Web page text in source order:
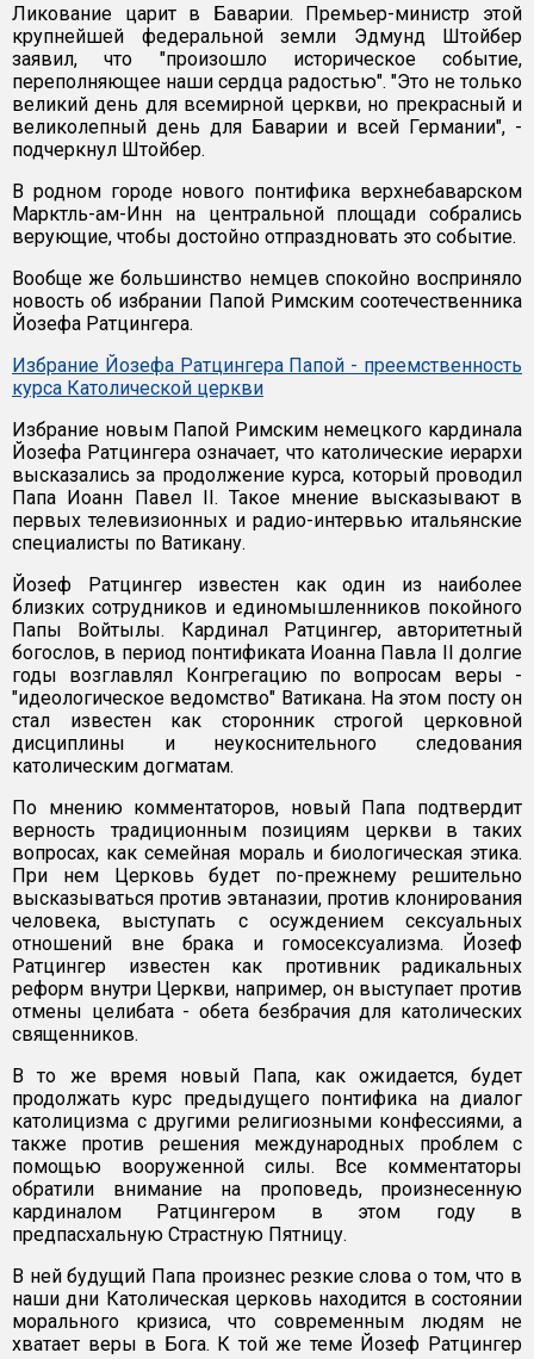
Ликование царит в Баварии. Премьер-министр этой
крупнейшей федеральной земли Эдмунд Штойбер
заявил, что "произошло историческое событие,
переполняющее наши сердца радостью". "Это не только
великий день для всемирной церкви, но прекрасный и
великолепный день для Баварии и всей Германии", -
подчеркнул Штойбер.
В родном городе нового понтифика верхнебаварском
Марктль-ам-Инн на центральной площади собрались
верующие, чтобы достойно отпраздновать это событие.
Вообще же большинство немцев спокойно восприняло
новость об избрании Папой Римским соотечественника
Йозефа Ратцингера.
Избрание Йозефа Ратцингера Папой - преемственность
курса Католической церкви
Избрание новым Папой Римским немецкого кардинала
Йозефа Ратцингера означает, что католические иерархи
высказались за продолжение курса, который проводил
Папа Иоанн Павел II. Такое мнение высказывают в
первых телевизионных и радио-интервью итальянские
специалисты по Ватикану.
Йозеф Ратцингер известен как один из наиболее
близких сотрудников и единомышленников покойного
Папы Войтылы. Кардинал Ратцингер, авторитетный
богослов, в период понтификата Иоанна Павла II долгие
годы возглавлял Конгрегацию по вопросам веры -
"идеологическое ведомство" Ватикана. На этом посту он
стал известен как сторонник строгой церковной
дисциплины и неукоснительного следования
католическим догматам.
По мнению комментаторов, новый Папа подтвердит
верность традиционным позициям церкви в таких
вопросах, как семейная мораль и биологическая этика.
При нем Церковь будет по-прежнему решительно
высказываться против эвтаназии, против клонирования
человека, выступать с осуждением сексуальных
отношений вне брака и гомосексуализма. Йозеф
Ратцингер известен как противник радикальных
реформ внутри Церкви, например, он выступает против
отмены целибата - обета безбрачия для католических
священников.
В то же время новый Папа, как ожидается, будет
продолжать курс предыдущего понтифика на диалог
католицизма с другими религиозными конфессиями, а
также против решения международных проблем с
помощью вооруженной силы. Все комментаторы
обратили внимание на проповедь, произнесенную
кардиналом Ратцингером в этом году в
предпасхальную Страстную Пятницу.
В ней будущий Папа произнес резкие слова о том, что в
наши дни Католическая церковь находится в состоянии
морального кризиса, что современным людям не
хватает веры в Бога. К той же теме Йозеф Ратцингер